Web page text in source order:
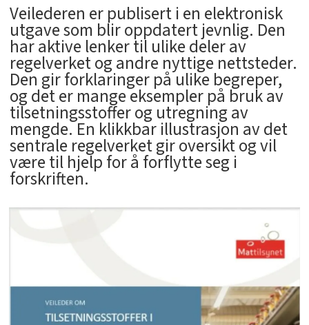
Veilederen er publisert i en elektronisk
utgave som blir oppdatert jevnlig. Den
har aktive lenker til ulike deler av
regelverket og andre nyttige nettsteder.
Den gir forklaringer på ulike begreper,
og det er mange eksempler på bruk av
tilsetningsstoffer og utregning av
mengde. En klikkbar illustrasjon av det
sentrale regelverket gir oversikt og vil
være til hjelp for å forflytte seg i
forskriften.